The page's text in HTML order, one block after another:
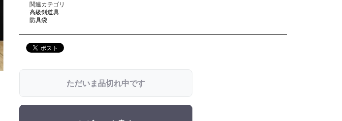
関連カテゴリ
高級剣道具
防具袋
ただいま品切れ中です